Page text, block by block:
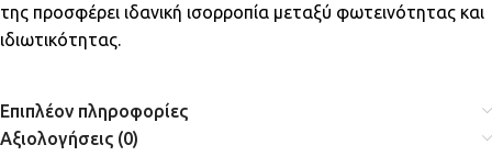
της προσφέρει ιδανική ισορροπία μεταξύ φωτεινότητας και
ιδιωτικότητας.
Επιπλέον πληροφορίες
Αξιολογήσεις (0)